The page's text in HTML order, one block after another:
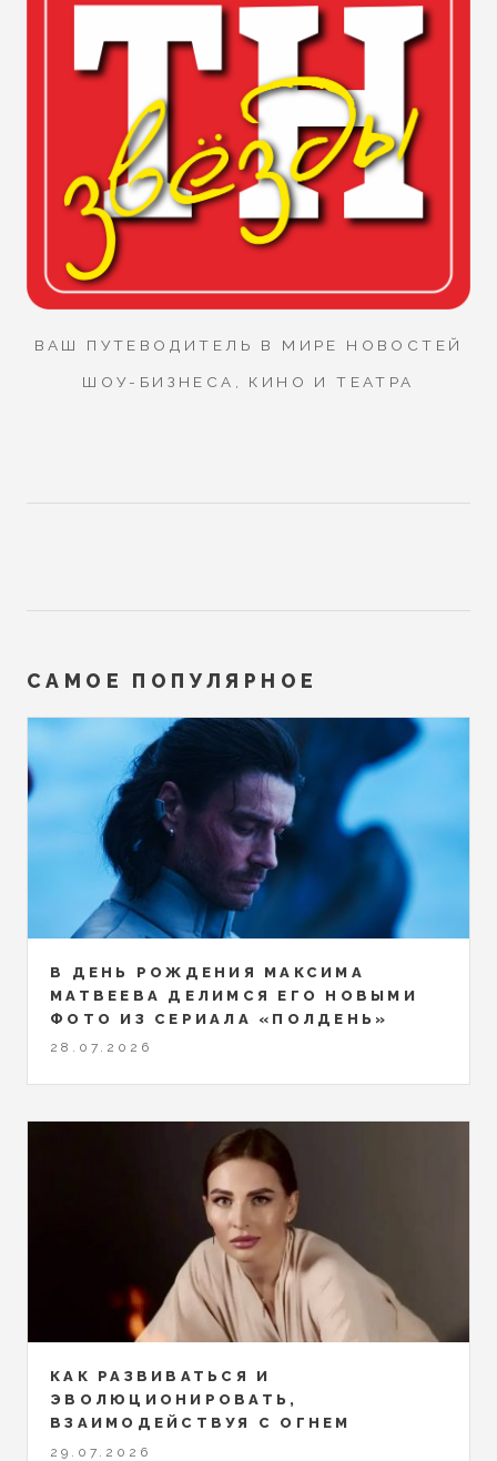
ВАШ ПУТЕВОДИТЕЛЬ В МИРЕ НОВОСТЕЙ
ШОУ-БИЗНЕСА, КИНО И ТЕАТРА
САМОЕ ПОПУЛЯРНОЕ
В ДЕНЬ РОЖДЕНИЯ МАКСИМА
МАТВЕЕВА ДЕЛИМСЯ ЕГО НОВЫМИ
ФОТО ИЗ СЕРИАЛА «ПОЛДЕНЬ»
28.07.2026
КАК РАЗВИВАТЬСЯ И
ЭВОЛЮЦИОНИРОВАТЬ,
ВЗАИМОДЕЙСТВУЯ С ОГНЕМ
29.07.2026